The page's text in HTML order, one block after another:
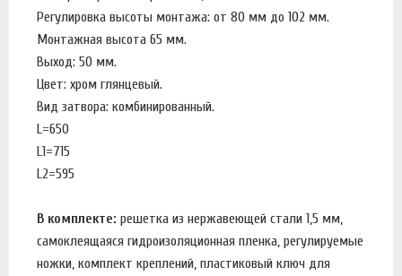
Регулировка высоты монтажа: от 80 мм до 102 мм.
Монтажная высота 65 мм.
Выход: 50 мм.
Цвет: хром глянцевый.
Вид затвора: комбинированный.
L=650
L1=715
L2=595
В комплекте: решетка из нержавеющей стали 1,5 мм,
самоклеящаяся гидроизоляционная пленка, регулируемые
ножки, комплект креплений, пластиковый ключ для